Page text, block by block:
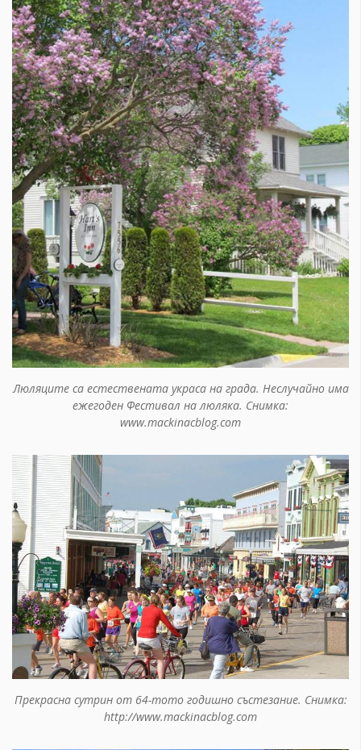
Люляците са естествената украса на града. Неслучайно има
ежегоден Фестивал на люляка. Снимка:
www.mackinacblog.com
Прекрасна сутрин от 64-тото годишно състезание. Снимка:
http://www.mackinacblog.com